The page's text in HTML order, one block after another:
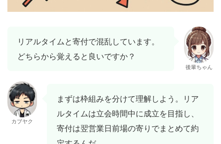
リアルタイムと寄付で混乱しています。
どちらから覚えると良いですか？
後輩ちゃん
カブヤク
まずは枠組みを分けて理解しよう。リア
ルタイムは立会時間中に成立を目指し、
寄付は翌営業日前場の寄りでまとめて約